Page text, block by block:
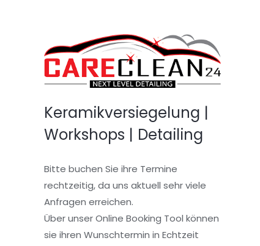
Keramikversiegelung |
Workshops | Detailing
Bitte buchen Sie ihre Termine
rechtzeitig, da uns aktuell sehr viele
Anfragen erreichen.
Über unser Online Booking Tool können
sie ihren Wunschtermin in Echtzeit